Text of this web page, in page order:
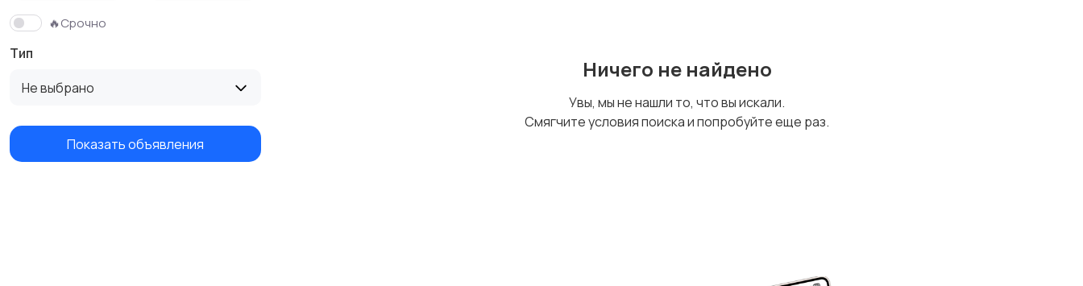
🔥Срочно
Тип
Не выбрано
Показать объявления
Ничего не найдено
Увы, мы не нашли то, что вы искали.
Смягчите условия поиска и попробуйте еще раз.